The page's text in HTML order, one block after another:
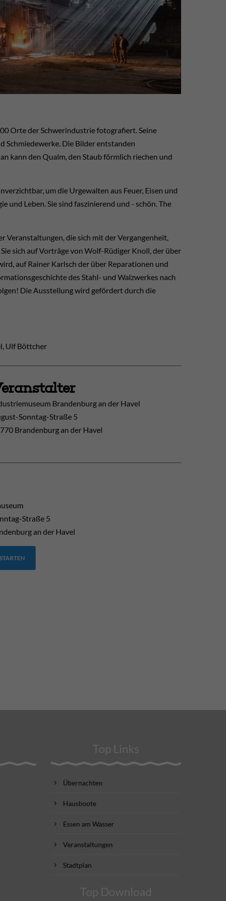
Orte der Schwerindustrie fotografiert. Seine
Schmiedewerke. Die Bilder entstanden
kann den Qualm, den Staub förmlich riechen und
um die Urgewalten aus Feuer, Eisen und
und Leben. Sie sind faszinierend und - schön. The
Veranstaltungen, die sich mit der Vergangenheit,
sich auf Vorträge von Wolf-Rüdiger Knoll, der über
auf Rainer Karlsch der über Reparationen und
des Stahl- und Walzwerkes nach
Die Ausstellung wird gefördert durch die
Ulf Böttcher
Brandenburg an der Havel
Sonntag-Straße 5
Brandenburg an der Havel
Straße 5
an der Havel
Top Links
Übernachten
Hausboote
Essen am Wasser
Veranstaltungen
Stadtplan
Top Download